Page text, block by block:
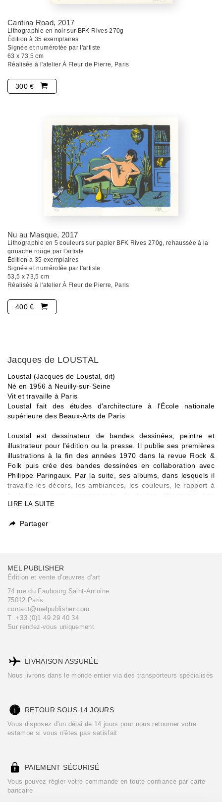
Cantina Road, 2017
Lithographie en noir sur BFK Rives 270g
Édition à 35 exemplaires
Signée et numérotée par l'artiste
63 x 73,5 cm
Réalisée à l'atelier À Fleur de Pierre, Paris
300 €
Nu au Masque, 2017
Lithographie en 5 couleurs sur papier BFK Rives 270g, rehaussée à la
gouache rouge par l'artiste
Édition à 35 exemplaires
Signée et numérotée par l'artiste
53,5 x 73,5 cm
Réalisée à l'atelier À Fleur de Pierre, Paris
400 €
Jacques de LOUSTAL
Loustal (Jacques de Loustal, dit)
Né en 1956 à Neuilly-sur-Seine
Vit et travaille à Paris
Loustal fait des études d'architecture à l'École nationale
supérieure des Beaux-Arts de Paris
Loustal est dessinateur de bandes dessinées, peintre et
illustrateur pour l'édition ou la presse. Il publie ses premières
illustrations à la fin des années 1970 dans la revue Rock &
Folk puis crée des bandes dessinées en collaboration avec
Philippe Paringaux. Par la suite, ses albums, dans lesquels il
travaille les décors, les ambiances, les couleurs, le rapport à
la lumière, sont accompagnés de textes d'écrivains tels
Jérôme Charyn, Jean-Luc Coatalem, Denis Lehane, Tonino
musique de l'écriture » et intervenir comme un metteur en
voyages se retrouve tout autant dans ses bandes dessinées
que dans ses carnets de voyages ou ses peintures.
Loustal a dit : « La couleur appartient pour moi à la matière
artistique, elle est l'incarnation de ce qui me captive le plus : la
lumière. ».
LIRE LA SUITE
Partager
MEL PUBLISHER
Édition et vente d'œuvres d'art
74 rue du Faubourg Saint-Antoine
75012 Paris
contact@melpublisher.com
T .+33 (0)1 49 29 40 34
Sur rendez-vous uniquement
LIVRAISON ASSURÉE
Nous livrons dans le monde entier via des transporteurs spécialisés
RETOUR SOUS 14 JOURS
Vous disposez d'un délai de 14 jours pour nous retourner votre
estampe si vous n'êtes pas satisfait
PAIEMENT SÉCURISÉ
Vous pouvez régler votre commande en toute confiance par carte
bancaire